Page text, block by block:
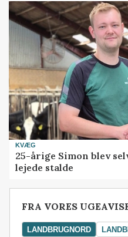
KVÆG
25-årige Simon blev
lejede stalde
FRA VORES
LANDBRUGNORD